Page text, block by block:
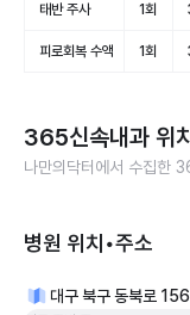
태반 주사 1회
피로회복 수액 1회
365신속내과 위
나만의닥터에서 수집한
병원 위치•주소
대구 북구 동북로 156